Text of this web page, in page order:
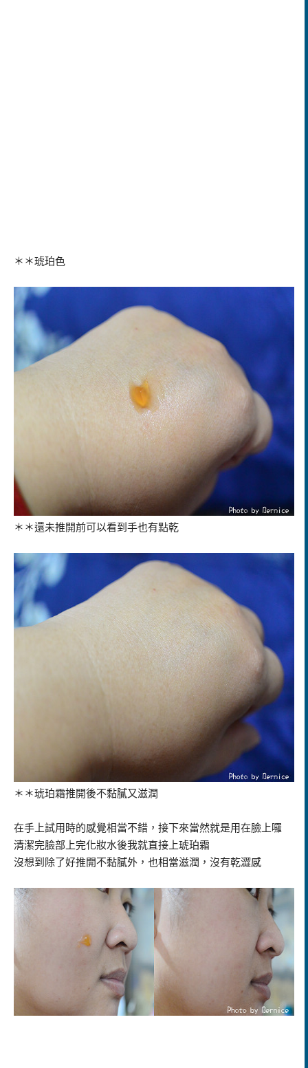
＊＊琥珀色
＊＊還未推開前可以看到手也有點乾
＊＊琥珀霜推開後不黏膩又滋潤
在手上試用時的感覺相當不錯，接下來當然就是用在臉上囉
清潔完臉部上完化妝水後我就直接上琥珀霜
沒想到除了好推開不黏膩外，也相當滋潤，沒有乾澀感